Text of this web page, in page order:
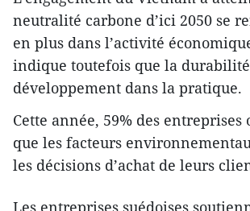
neutralité carbone d’ici 2050 se
en plus dans l’activité
indique toutefois que la
développement dans la pratique.
Cette année, 59% des entreprises
que les facteurs
les décisions d’achat de leurs
Les entreprises suédoises